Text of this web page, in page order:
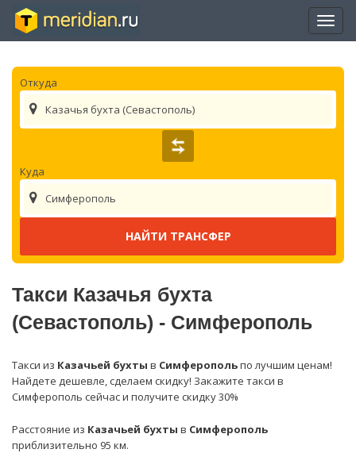
Откуда
Казачья бухта (Севастополь)
Куда
Симферополь
Такси Казачья бухта
(Севастополь) - Симферополь
Такси из Казачьей бухты в Симферопольпо лучшим ценам!
Найдете дешевле, сделаем скидку! Закажите такси в
Симферополь сейчас и получите скидку 30%
Расстояние из Казачьей бухты в Симферополь
приблизительно 95 км.